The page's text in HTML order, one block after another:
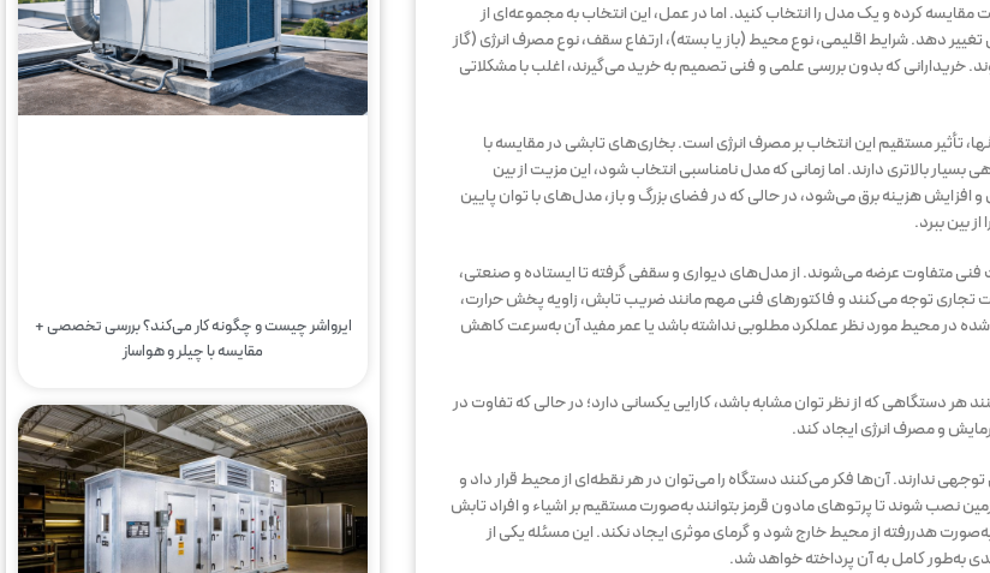
کرده و یک مدل را انتخاب کنید. اما در عمل، این انتخاب به مجموعه‌ای از
دهد. شرایط اقلیمی، نوع محیط (باز یا بسته)، ارتفاع سقف، نوع مصرف انرژی (گاز
خریدارانی که بدون بررسی علمی و فنی تصمیم به خرید می‌گیرند، اغلب با مشکلاتی
تأثیر مستقیم این انتخاب بر مصرف انرژی است. بخاری‌های تابشی در مقایسه با
بالاتری دارند. اما زمانی که مدل نامناسبی انتخاب شود، این مزیت از بین
افزایش هزینه برق می‌شود، در حالی که در فضای بزرگ و باز، مدل‌های با توان پایین
بین ببرد.
فنی متفاوت عرضه می‌شوند. از مدل‌های دیواری و سقفی گرفته تا ایستاده و صنعتی،
تجاری توجه می‌کنند و فاکتورهای فنی مهم مانند ضریب تابش، زاویه پخش حرارت،
در محیط مورد نظر عملکرد مطلوبی نداشته باشد یا عمر مفید آن به‌سرعت کاهش
دستگاهی که از نظر توان مشابه باشد، کارایی یکسانی دارد؛ در حالی که تفاوت در
و مصرف انرژی ایجاد کند.
ندارند. آن‌ها فکر می‌کنند دستگاه را می‌توان در هر نقطه‌ای از محیط قرار داد و
نصب شوند تا پرتوهای مادون قرمز بتوانند به‌صورت مستقیم بر اشیاء و افراد تابش
هدررفته از محیط خارج شود و گرمای موثری ایجاد نکند. این مسئله یکی از
به‌طور کامل به آن پرداخته خواهد شد.
ایرواشر چیست و چگونه کار می‌کند؟ بررسی تخصصی +
مقایسه با چیلر و هواساز